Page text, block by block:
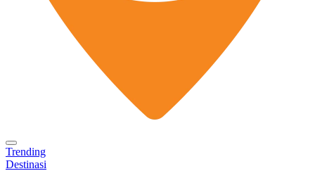
Trending
Destinasi